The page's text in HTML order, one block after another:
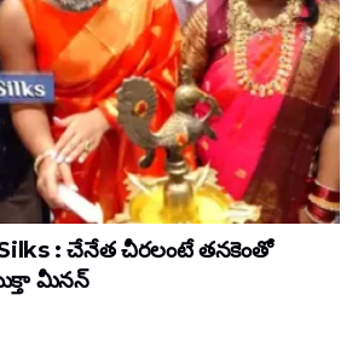
: చేనేత చీరలంటే తనకెంతో
మీనన్‌